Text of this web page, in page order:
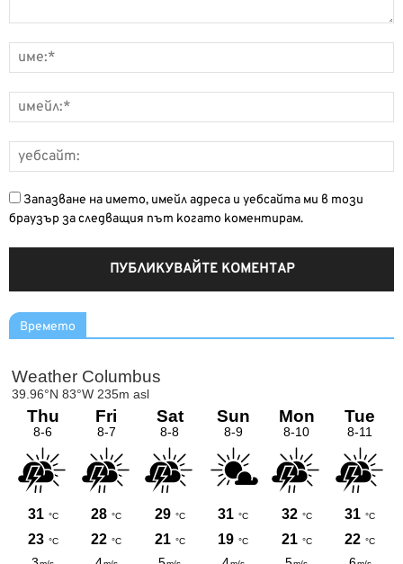
Запазване на името, имейл адреса и уебсайта ми в този
браузър за следващия път когато коментирам.
Времето